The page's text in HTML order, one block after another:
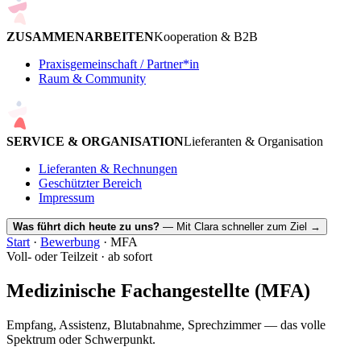
ZUSAMMENARBEITENKooperation & B2B
Praxisgemeinschaft / Partner*in
Raum & Community
SERVICE & ORGANISATIONLieferanten & Organisation
Lieferanten & Rechnungen
Geschützter Bereich
Impressum
Was führt dich heute zu uns? — Mit Clara schneller zum Ziel →
Start · Bewerbung · MFA
Voll- oder Teilzeit · ab sofort
Medizinische Fachangestellte (MFA)
Empfang, Assistenz, Blutabnahme, Sprechzimmer — das volle
Spektrum oder Schwerpunkt.